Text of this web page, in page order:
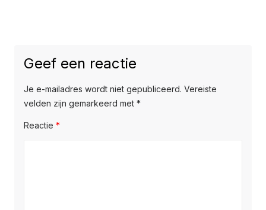
Geef een reactie
Je e-mailadres wordt niet gepubliceerd. Vereiste
velden zijn gemarkeerd met *
Reactie *